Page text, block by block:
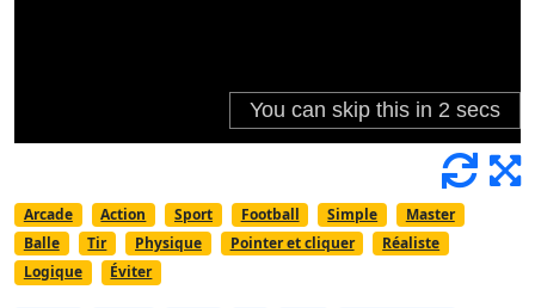
Arcade Action Sport Football Simple
Master
Balle
Tir Physique Pointer et cliquer
Réaliste
Logique
Éviter